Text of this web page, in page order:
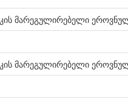
მარეგულირებელი
მარეგულირებელი